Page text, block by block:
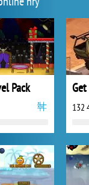
Pack
132